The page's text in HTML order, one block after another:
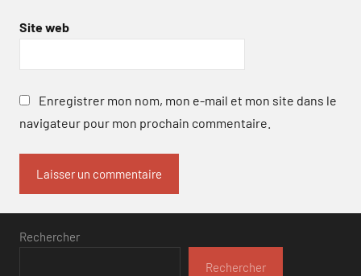
Site web
Enregistrer mon nom, mon e-mail et mon site dans le
navigateur pour mon prochain commentaire.
Rechercher
Rechercher